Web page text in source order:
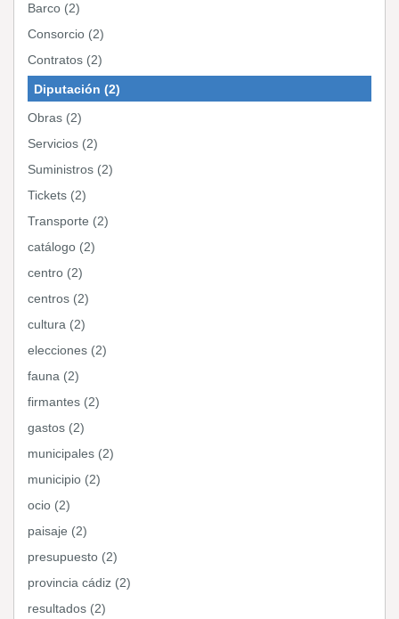
Barco (2)
Consorcio (2)
Contratos (2)
Diputación (2)
Obras (2)
Servicios (2)
Suministros (2)
Tickets (2)
Transporte (2)
catálogo (2)
centro (2)
centros (2)
cultura (2)
elecciones (2)
fauna (2)
firmantes (2)
gastos (2)
municipales (2)
municipio (2)
ocio (2)
paisaje (2)
presupuesto (2)
provincia cádiz (2)
resultados (2)